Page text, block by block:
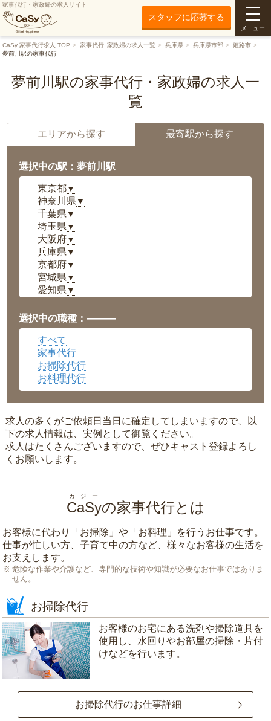
家事代行・家政婦の求人サイト
スタッフに応募する
メニュー
CaSy 家事代行求人 TOP 家事代行･家政婦の求人一覧 兵庫県 兵庫県市部
姫路市
夢前川駅の家事代行
夢前川駅の家事代行・家政婦の求人一
覧
エリアから探す 最寄駅から探す
選択中の駅：夢前川駅
東京都▼
神奈川県 ▼
千葉県 ▼
埼玉県 ▼
大阪府▼
兵庫県 ▼
京都府▼
宮城県 ▼
愛知県 ▼
岡山県▼
広島県▼
沖縄県
選択中の職種：———
すべて
家事代行
お掃除代行
お料理代行
求人の多くがご依頼日当日に確定してしまいますので、以
下の求人情報は、実例として御覧ください。
求人はたくさんございますので、ぜひキャスト登録よろし
くお願いします。
CaSy
カジー
の家事代行とは
お客様に代わり「 お掃除 」や「 お料理 」を行うお仕事です。
仕事が忙しい方、子育て中の方など、様々なお客様の生活を
お支えします。
危険な作業や介護など、専門的な技術や知識が必要なお仕事ではありま
せん。
お掃除代行
お客様のお宅にある洗剤や掃除道具を
使用し、水回りやお部屋の掃除・片付
けなどを行います。
お掃除代行のお仕事詳細